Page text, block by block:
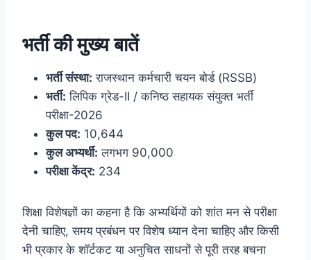
भर्ती की मुख्य बातें
भर्ती संस्था: राजस्थान कर्मचारी चयन बोर्ड (RSSB)
भर्ती: लिपिक ग्रेड-II / कनिष्ठ सहायक संयुक्त भर्ती
परीक्षा-2026
कुल पद: 10,644
कुल अभ्यर्थी: लगभग 90,000
परीक्षा केंद्र: 234
शिक्षा विशेषज्ञों का कहना है कि अभ्यर्थियों को शांत मन से परीक्षा
देनी चाहिए, समय प्रबंधन पर विशेष ध्यान देना चाहिए और किसी
भी प्रकार के शॉर्टकट या अनुचित साधनों से पूरी तरह बचना